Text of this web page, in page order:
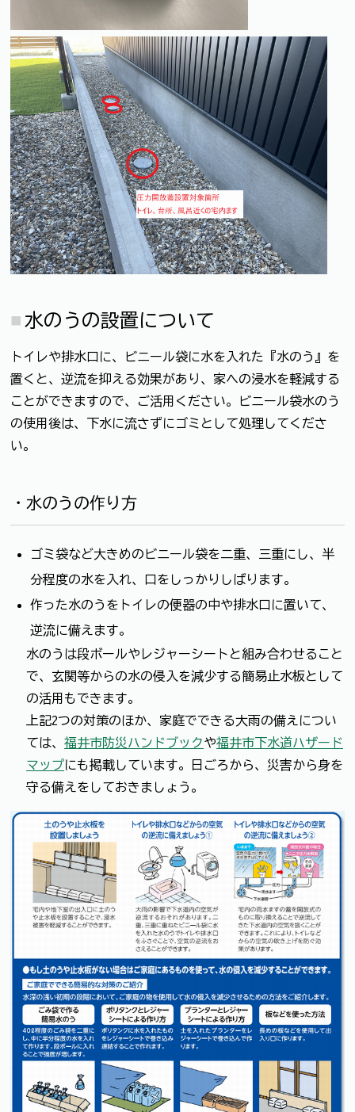
水のうの設置について
トイレや排水口に、ビニール袋に水を入れた『水のう』を
置くと、逆流を抑える効果があり、家への浸水を軽減する
ことができますので、ご活用ください。ビニール袋水のう
の使用後は、下水に流さずにゴミとして処理してくださ
い。
・水のうの作り方
ゴミ袋など大きめのビニール袋を二重、三重にし、半
分程度の水を入れ、口をしっかりしばります。
作った水のうをトイレの便器の中や排水口に置いて、
逆流に備えます。
水のうは段ボールやレジャーシートと組み合わせること
で、玄関等からの水の侵入を減少する簡易止水板として
の活用もできます。
上記2つの対策のほか、家庭でできる大雨の備えについ
ては、 福井市防災ハンドブックや福井市下水道ハザード
マップにも掲載しています。日ごろから、災害から身を
守る備えをしておきましょう。